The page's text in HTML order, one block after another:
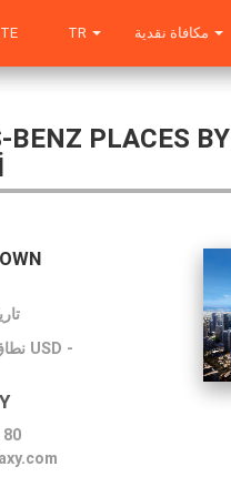
TR
BENZ PLACES BY
2,805,000 USD -